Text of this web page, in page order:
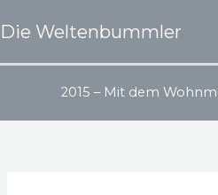
Inhalt
springen
Die Weltenbummler
2015 – Mit dem